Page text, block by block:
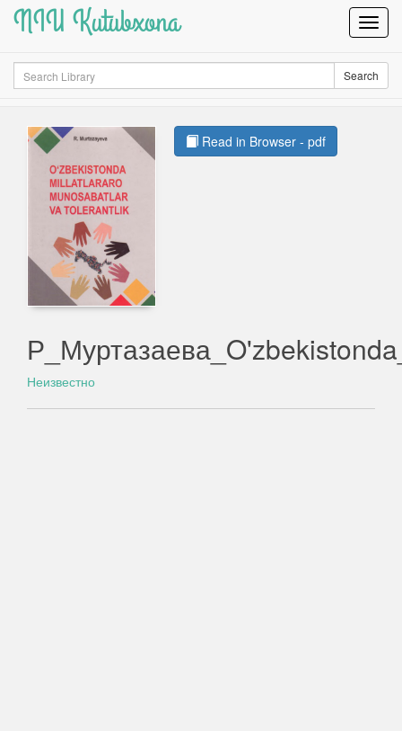
NIU Kutubxona
Search Search
Read in Browser - pdf
Неизвестно